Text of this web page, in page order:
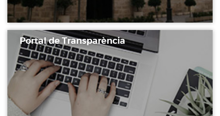
Portal de Transparència